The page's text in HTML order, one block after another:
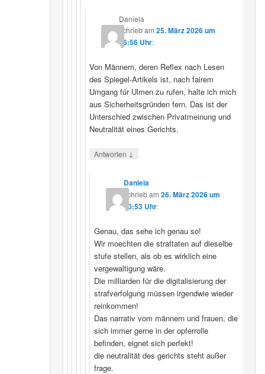
Daniela
schriebam25. März 2026 um
16:56 Uhr:
Von Männern, deren Reflex nach Lesen
des Spiegel-Artikels ist, nach fairem
Umgang für Ulmen zu rufen, halte ich mich
aus Sicherheitsgründen fern. Das ist der
Unterschied zwischen Privatmeinung und
Neutralität eines Gerichts.
Antworten ↓
Daniela
schriebam 26. März 2026 um
10:53 Uhr:
Genau, das sehe ich genau so!
Wir moechten die straftaten auf dieselbe
stufe stellen, als ob es wirklich eine
vergewaltigung wäre.
Die milliarden für die digitalisierung der
strafverfolgung müssen irgendwie wieder
reinkommen!
Das narrativ vom männern und frauen, die
sich immer gerne in der opferrolle
befinden, eignet sich perfekt!
die neutralität des gerichts steht außer
frage.